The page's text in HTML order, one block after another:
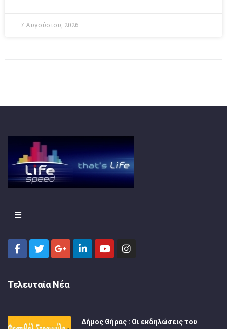
7 Αυγούστου, 2026
Τελευταία Νέα
Δήμος Θήρας : Οι εκδηλώσεις του